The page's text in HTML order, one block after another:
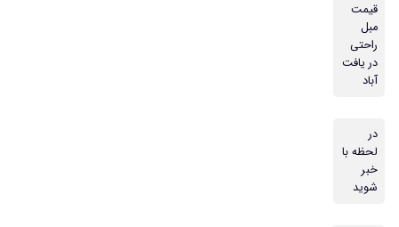
قیمت
مبل
راحتی
در یافت
آباد
در
لحظه با
خبر
شوید